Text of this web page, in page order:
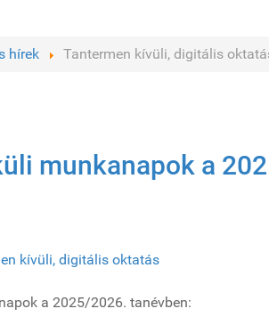
hírek Tantermen kívüli, digitális
munkanapok a
kívüli, digitális oktatás
a 2025/2026. tanévben: